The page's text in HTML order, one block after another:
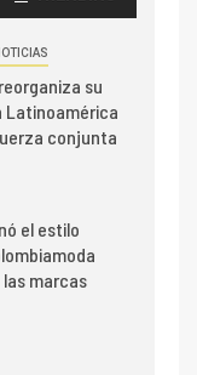
su
Latinoamérica
conjunta
el estilo
marcas